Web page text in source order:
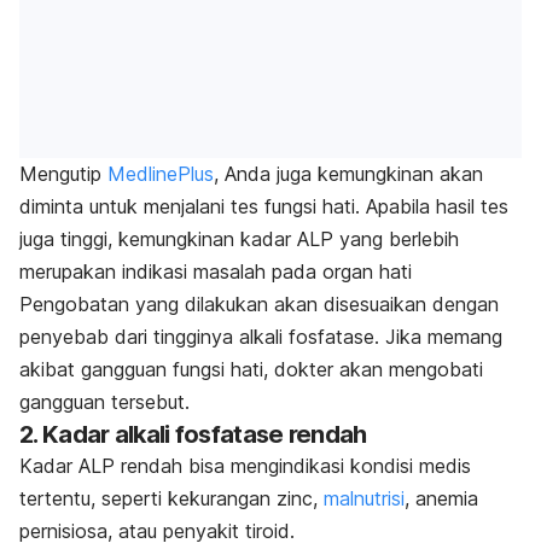
Mengutip MedlinePlus, Anda juga kemungkinan akan
diminta untuk menjalani tes fungsi hati. Apabila hasil tes
juga tinggi, kemungkinan kadar ALP yang berlebih
merupakan indikasi masalah pada organ hati
Pengobatan yang dilakukan akan disesuaikan dengan
penyebab dari tingginya alkali fosfatase. Jika memang
akibat gangguan fungsi hati, dokter akan mengobati
gangguan tersebut.
2. Kadar alkali fosfatase rendah
Kadar ALP rendah bisa mengindikasi kondisi medis
tertentu, seperti kekurangan zinc, malnutrisi, anemia
pernisiosa, atau penyakit tiroid.